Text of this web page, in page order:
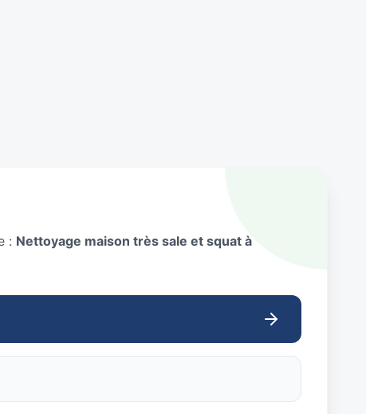
: Nettoyage maison très sale et squat à